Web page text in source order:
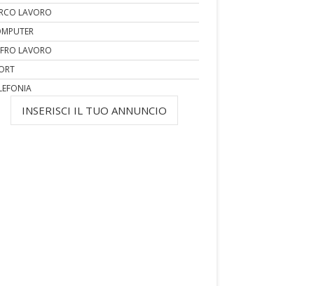
LAVORO
LAVORO
INSERISCI IL TUO ANNUNCIO